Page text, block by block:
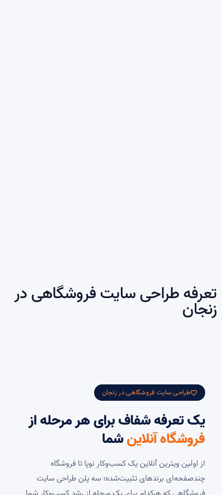
تعرفه طراحی سایت فروشگاهی در
زنجان
طراحی سایت فروشگاهی در زنجان
یک تعرفه شفاف برای هر مرحله از
فروشگاه آنلاینشما
از اولین ویترین آنلاین یک کسب‌وکار نوپا تا فروشگاه
چندصفحه‌ای برندهای تثبیت‌شده؛ سه پلن طراحی سایت